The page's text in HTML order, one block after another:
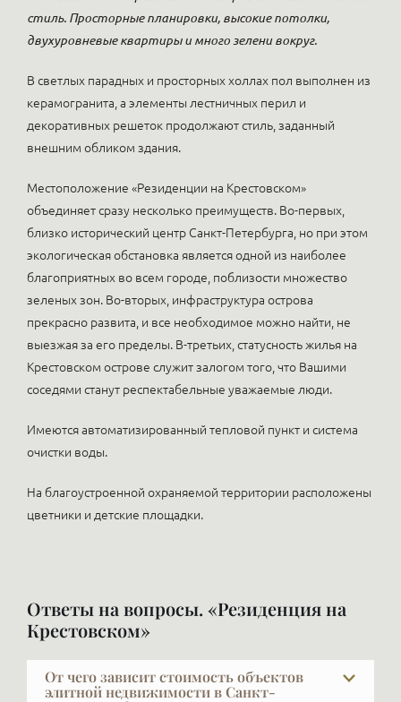
стиль. Просторные планировки, высокие потолки,
двухуровневые квартиры и много зелени вокруг.
В светлых парадных и просторных холлах пол выполнен из
керамогранита, а элементы лестничных перил и
декоративных решеток продолжают стиль, заданный
внешним обликом здания.
Местоположение «Резиденции на Крестовском»
объединяет сразу несколько преимуществ. Во-первых,
близко исторический центр Санкт-Петербурга, но при этом
экологическая обстановка является одной из наиболее
благоприятных во всем городе, поблизости множество
зеленых зон. Во-вторых, инфраструктура острова
прекрасно развита, и все необходимое можно найти, не
выезжая за его пределы. В-третьих, статусность жилья на
Крестовском острове служит залогом того, что Вашими
соседями станут респектабельные уважаемые люди.
Имеются автоматизированный тепловой пункт и система
очистки воды.
На благоустроенной охраняемой территории расположены
цветники и детские площадки.
Ответы на вопросы. «Резиденция на
Крестовском»
От чего зависит стоимость объектов
элитной недвижимости в Санкт-